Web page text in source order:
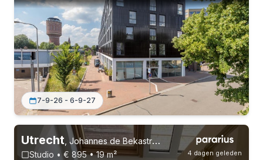
7-9-26 - 6-9-27
4 dagen geleden
Utrecht ,Johannes de Bekastraat 65, Vogelenbuurt
Studio • € 895 • 19 m²